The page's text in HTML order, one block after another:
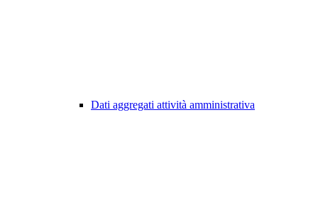
Dati aggregati attività amministrativa